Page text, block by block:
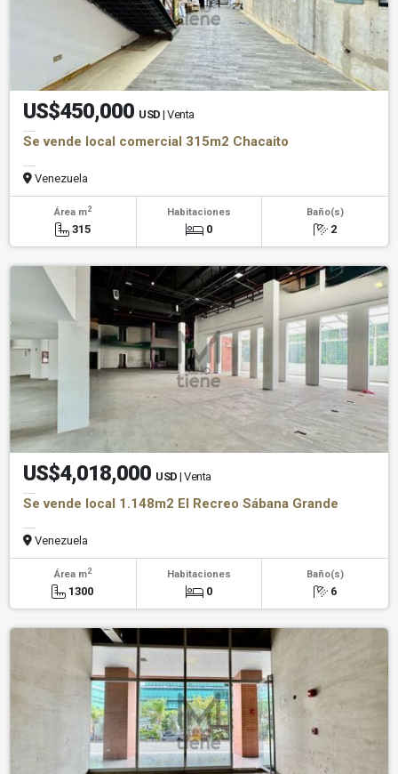
US$450,000 USD | Venta
Se vende local comercial 315m2 Chacaito
Venezuela
Área m2
315
Habitaciones
0
Baño(s)
2
US$4,018,000 USD | Venta
Se vende local 1.148m2 El Recreo Sábana Grande
Venezuela
Área m2
1300
Habitaciones
0
Baño(s)
6